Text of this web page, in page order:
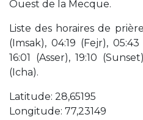
Ouest de la Mecque.
Liste des horaires de
(Imsak), 04:19 (Fejr),
16:01 (Asser), 19:10
(Icha).
Latitude: 28,65195
Longitude: 77,23149